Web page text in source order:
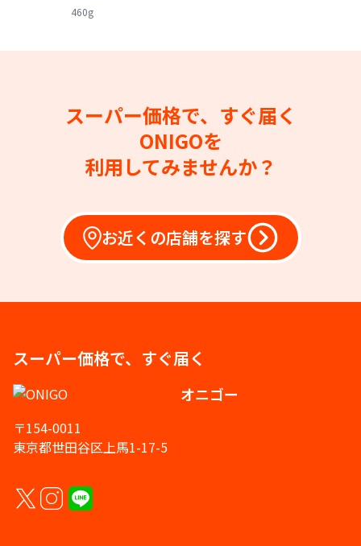
460g
スーパー価格で、すぐ届く
ONIGOを
利用してみませんか？
お近くの店舗を探す
スーパー価格で、すぐ届く
オニゴー
〒154-0011
東京都世田谷区上馬1-17-5